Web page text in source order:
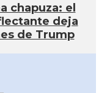
chapuza: el
deja
de Trump